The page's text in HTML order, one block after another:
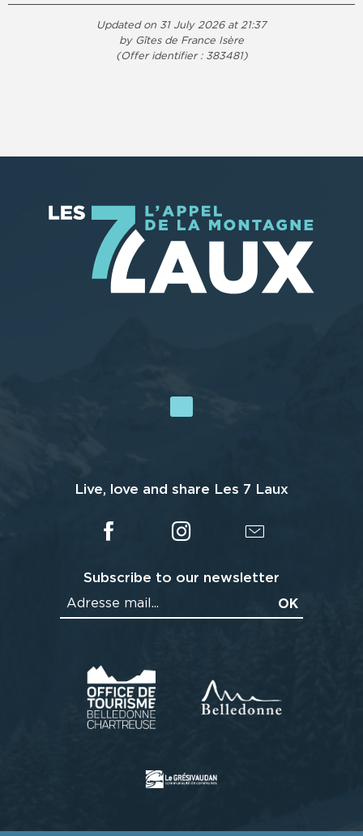
Updated on 31 July 2026 at 21:37
by Gîtes de France Isère
(Offer identifier : 383481)
Live, love and share Les 7 Laux
Subscribe to our newsletter